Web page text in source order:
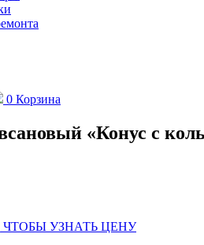
0 Корзина
«Конус с
ЧТОБЫ УЗНАТЬ ЦЕНУ